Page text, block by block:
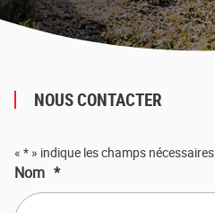
NOUS CONTACTER
« * » indique les champs nécessaires
Nom *